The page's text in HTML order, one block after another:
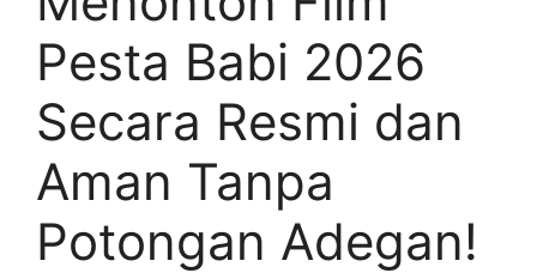
Pesta Babi 2026
Secara Resmi dan
Aman Tanpa
Potongan Adegan!